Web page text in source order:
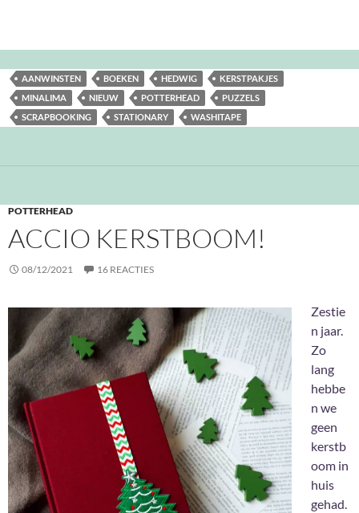
AANWINSTEN BOEKEN HEDWIG
KERSTPAKJES
MINALIMA
NIEUW POTTERHEAD
PUZZELS
SCRAPBOOKING
STATIONARY WASHITAPE
POTTERHEAD
ACCIO KERSTBOOM!
08/12/2021 16 REACTIES
Zestie
n jaar.
Zo
lang
hebbe
n we
geen
kerstb
oom in
huis
gehad.